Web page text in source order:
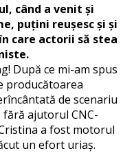
când a venit și
puțini reușesc și și
care actorii să stea
După ce mi-am spus
producătoarea
de scenariu
fără ajutorul CNC-
a fost motorul
un efort uriaș.